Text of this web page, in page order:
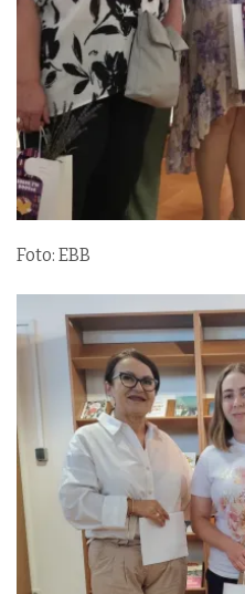
Foto: EBB